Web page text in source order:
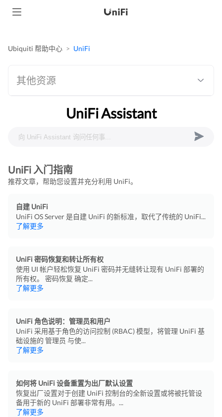
Ubiquiti 帮助中心 UniFi
其他资源
UniFi Assistant
UniFi 入门指南
推荐文章，帮助您设置并充分利用 UniFi。
自建 UniFi
UniFi OS Server 是自建 UniFi 的新标准，取代了传统的 UniFi...
了解更多
UniFi 密码恢复和转让所有权
使用 UI 帐户轻松恢复 UniFi 密码并无缝转让现有 UniFi 部署的
所有权。 密码恢复 确定...
了解更多
UniFi 角色说明：管理员和用户
UniFi 采用基于角色的访问控制 (RBAC) 模型，将管理 UniFi 基
础设施的 管理员 与使...
了解更多
如何将 UniFi 设备重置为出厂默认设置
恢复出厂设置对于创建 UniFi 控制台的全新设置或将被托管设
备用于新的 UniFi 部署非常有用。...
了解更多